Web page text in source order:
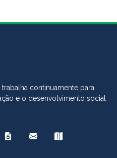
continuamente para
e o desenvolvimento social